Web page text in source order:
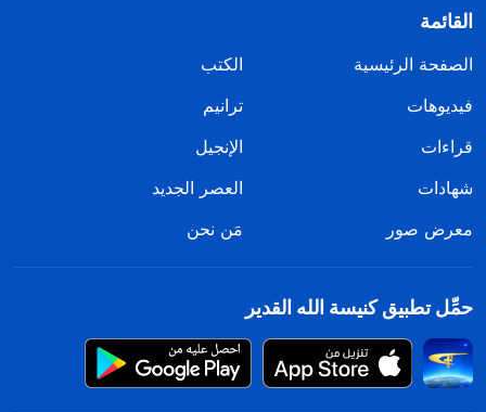
القائمة
الصفحة الرئيسية
الكتب
فيديوهات
ترانيم
قراءات
الإنجيل
شهادات
العصر الجديد
معرض صور
مَن نحن
حمِّل تطبيق كنيسة الله القدير